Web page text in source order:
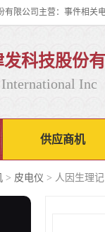
科技股份
Inc
供应商机
> 皮电仪 > 人因生理